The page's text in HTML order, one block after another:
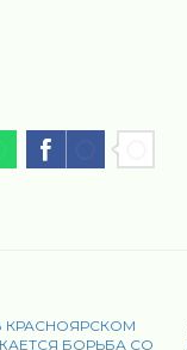
КРАСНОЯРСКОМ
БОРЬБА СО